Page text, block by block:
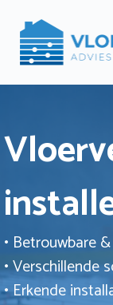
naar
• Betrouwbare
• Verschillende
• Erkende